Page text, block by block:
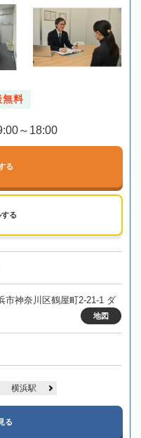
無料
～18:00
る
する
市神奈川区鶴屋町2-21-1 ダ
地図
横浜駅
る